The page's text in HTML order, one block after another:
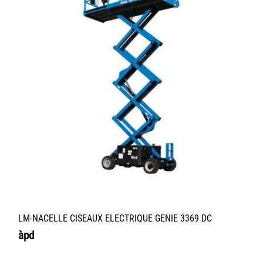
LM-NACELLE CISEAUX ELECTRIQUE GENIE 3369 DC
àpd